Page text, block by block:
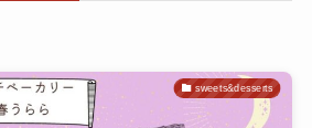
sweets&desserts